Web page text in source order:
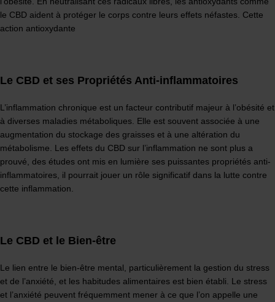
le CBD aident à protéger le corps contre leurs effets néfastes. Cette
action antioxydante
Le CBD et ses Propriétés Anti-inflammatoires
L’inflammation chronique est un facteur contributif majeur à l’obésité et
à diverses maladies métaboliques. Elle est souvent associée à une
augmentation du stockage des graisses et à une altération du
métabolisme. Les effets du CBD sur l’inflammation ne sont plus a
prouvé, des études ont mis en lumière ses puissantes propriétés anti-
inflammatoires, il pourrait jouer un rôle significatif dans la lutte contre
cette inflammation.
Le CBD et le Bien-être
Le lien entre le bien-être mental, particulièrement la gestion du stress
et de l’anxiété, et les habitudes alimentaires est bien établi. Le stress
et l’anxiété peuvent fréquemment mener à ce que l’on appelle une